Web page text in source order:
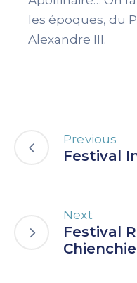
les époques, du
Alexandre III.
Previous
Festival
Next
Festival